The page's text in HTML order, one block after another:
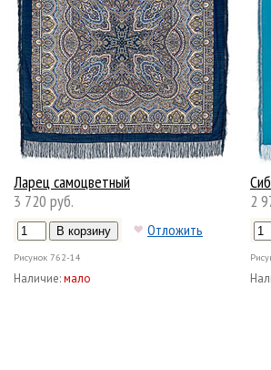
Ларец самоцветный
3 720 руб.
Отложить
Рисунок 762-14
Наличие:мало
2